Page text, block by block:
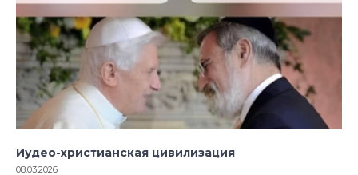
Иудео-христианская цивилизация
08.03.2026